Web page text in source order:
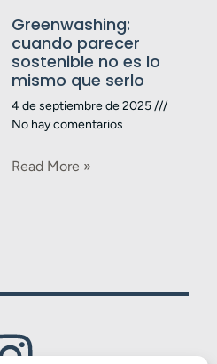
Greenwashing:
cuando parecer
sostenible no es lo
mismo que serlo
4 de septiembre de 2025
No hay comentarios
Read More »